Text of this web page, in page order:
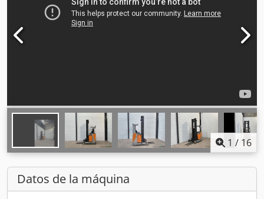
1 / 16
Datos de la máquina